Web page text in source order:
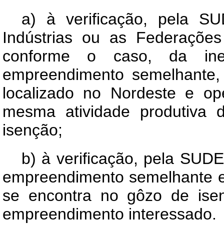
a) à verificação, pela
Indústrias ou as
conforme o caso, da
empreendimento
localizado no Nordeste e
mesma atividade produtiva
isenção;
b) à verificação, pela
empreendimento semelhante
se encontra no gôzo de
empreendimento interessado.